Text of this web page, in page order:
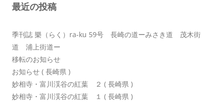
ン
最近の投稿
季刊誌 樂（らく）ra-ku 59号 長崎の道ーみさき道 茂木街
道 浦上街道ー
移転のお知らせ
お知らせ ( 長崎県 )
妙相寺・富川渓谷の紅葉 ２ ( 長崎県 )
妙相寺・富川渓谷の紅葉 １ ( 長崎県 )